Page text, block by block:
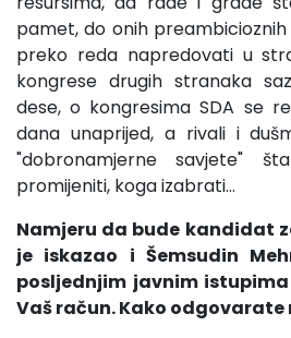
pamet, do onih preambicioznih
preko reda napredovati u
kongrese drugih stranaka
dese, o kongresima SDA se
dana unaprijed, a rivali i
"dobronamjerne savjete"
promijeniti, koga izabrati…
Namjeru da bude kandidat
je iskazao i Šemsudin
posljednjim javnim
Vaš račun. Kako odgovarate